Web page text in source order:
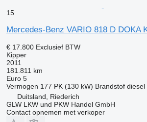
15
Mercedes-Benz VARIO 818 D DOKA
€ 17.800 Exclusief BTW
Kipper
2011
181.811 km
Euro 5
Vermogen 177 PK (130 kW) Brandstof diesel
Duitsland, Riederich
GLW LKW und PKW Handel GmbH
Contact opnemen met verkoper